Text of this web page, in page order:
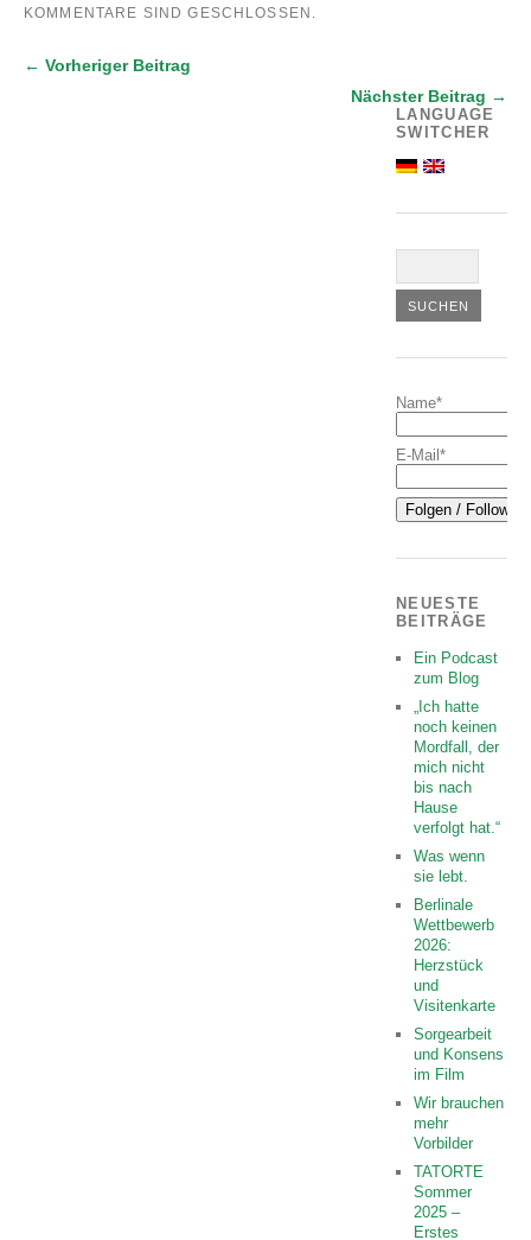
KOMMENTARE SIND GESCHLOSSEN.
← Vorheriger Beitrag
Nächster Beitrag →
LANGUAGE
SWITCHER
Name*
E-Mail*
NEUESTE
BEITRÄGE
Ein Podcast
zum Blog
„Ich hatte
noch keinen
Mordfall, der
mich nicht
bis nach
Hause
verfolgt hat.“
Was wenn
sie lebt.
Berlinale
Wettbewerb
2026:
Herzstück
und
Visitenkarte
Sorgearbeit
und Konsens
im Film
Wir brauchen
mehr
Vorbilder
TATORTE
Sommer
2025 –
Erstes